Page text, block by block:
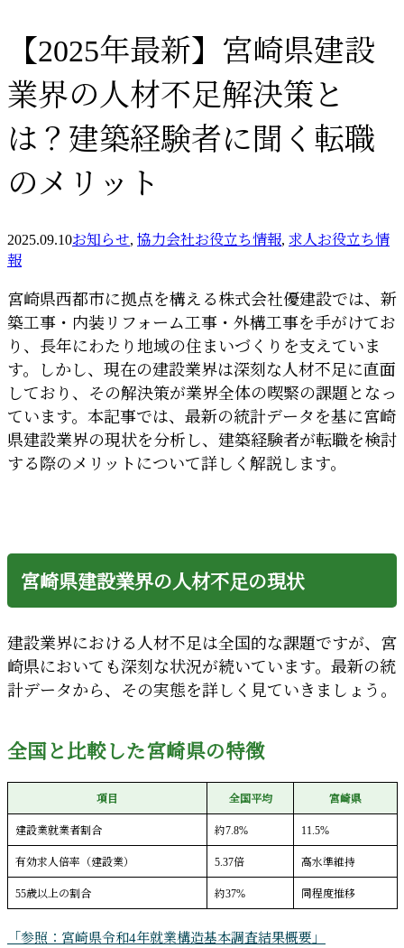
【2025年最新】宮崎県建設
業界の人材不足解決策と
は？建築経験者に聞く転職
のメリット
2025.09.10お知らせ, 協力会社お役立ち情報, 求人お役立ち情
報
宮崎県西都市に拠点を構える株式会社優建設では、新
築工事・内装リフォーム工事・外構工事を手がけてお
り、長年にわたり地域の住まいづくりを支えていま
す。しかし、現在の建設業界は深刻な人材不足に直面
しており、その解決策が業界全体の喫緊の課題となっ
ています。本記事では、最新の統計データを基に宮崎
県建設業界の現状を分析し、建築経験者が転職を検討
する際のメリットについて詳しく解説します。
宮崎県建設業界の人材不足の現状
建設業界における人材不足は全国的な課題ですが、宮
崎県においても深刻な状況が続いています。最新の統
計データから、その実態を詳しく見ていきましょう。
全国と比較した宮崎県の特徴
項目 全国平均 宮崎県
建設業就業者割合 約7.8% 11.5%
有効求人倍率（建設業） 5.37倍 高水準維持
55歳以上の割合 約37% 同程度推移
「参照：宮崎県令和4年就業構造基本調査結果概要」